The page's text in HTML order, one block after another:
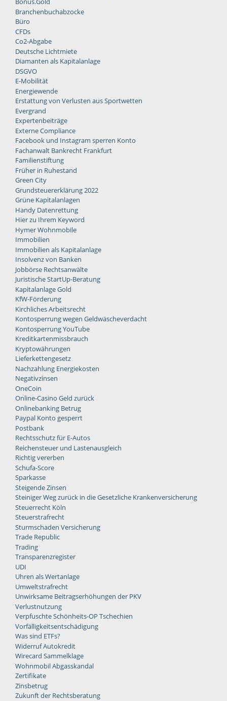
Branchenbuchabzocke
Büro
CFDs
Co2-Abgabe
Deutsche Lichtmiete
Diamanten als Kapitalanlage
DSGVO
E-Mobilität
Energiewende
Erstattung von Verlusten aus Sportwetten
Evergrand
Expertenbeiträge
Externe Compliance
Facebook und Instagram sperren Konto
Fachanwalt Bankrecht Frankfurt
Familienstiftung
Früher in Ruhestand
Green City
Grundsteuererklärung 2022
Grüne Kapitalanlagen
Handy Datenrettung
Hier zu Ihrem Keyword
Hymer Wohnmobile
Immobilien
Immobilien als Kapitalanlage
Insolvenz von Banken
Jobbörse Rechtsanwälte
Juristische StartUp-Beratung
Kapitalanlage Gold
KfW-Förderung
Kirchliches Arbeitsrecht
Kontosperrung wegen Geldwäscheverdacht
Kontosperrung YouTube
Kreditkartenmissbrauch
Kryptowährungen
Lieferkettengesetz
Nachzahlung Energiekosten
Negativzinsen
OneCoin
Online-Casino Geld zurück
Onlinebanking Betrug
Paypal Konto gesperrt
Postbank
Rechtsschutz für E-Autos
Reichensteuer und Lastenausgleich
Richtig vererben
Schufa-Score
Sparkasse
Steigende Zinsen
Steiniger Weg zurück in die Gesetzliche Krankenversicherung
Steuerrecht Köln
Steuerstrafrecht
Sturmschaden Versicherung
Trade Republic
Trading
Transparenzregister
UDI
Uhren als Wertanlage
Umweltstrafrecht
Unwirksame Beitragserhöhungen der PKV
Verlustnutzung
Verpfuschte Schönheits-OP Tschechien
Vorfälligkeitsentschädigung
Was sind ETFs?
Widerruf Autokredit
Wirecard Sammelklage
Wohnmobil Abgasskandal
Zertifikate
Zinsbetrug
Zukunft der Rechtsberatung